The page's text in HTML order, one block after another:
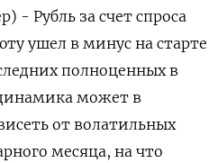
- Рубль за счет спроса
ушел в минус на старте
полноценных в
может в
от волатильных
месяца, на что